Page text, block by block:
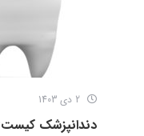
دندانپزشک